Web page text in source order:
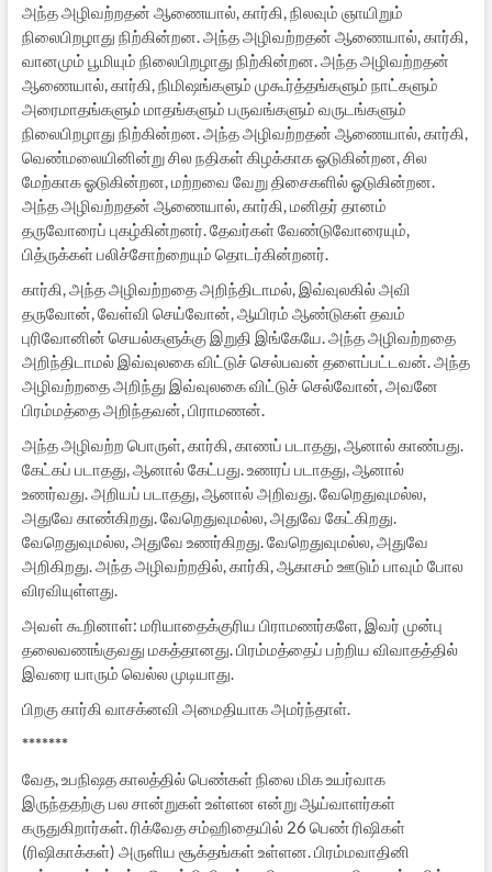
அந்த அழிவற்றதன் ஆணையால், கார்கி, நிலவும் ஞாயிறும்
நிலைபிறழாது நிற்கின்றன. அந்த அழிவற்றதன் ஆணையால், கார்கி,
வானமும் பூமியும் நிலைபிறழாது நிற்கின்றன. அந்த அழிவற்றதன்
ஆணையால், கார்கி, நிமிஷங்களும் முகூர்த்தங்களும் நாட்களும்
அரைமாதங்களும் மாதங்களும் பருவங்களும் வருடங்களும்
நிலைபிறழாது நிற்கின்றன. அந்த அழிவற்றதன் ஆணையால், கார்கி,
வெண்மலையினின்று சில நதிகள் கிழக்காக ஓடுகின்றன, சில
மேற்காக ஓடுகின்றன, மற்றவை வேறு திசைகளில் ஓடுகின்றன.
அந்த அழிவற்றதன் ஆணையால், கார்கி, மனிதர் தானம்
தருவோரைப் புகழ்கின்றனர். தேவர்கள் வேண்டுவோரையும்,
பித்ருக்கள் பலிச்சோற்றையும் தொடர்கின்றனர்.
கார்கி, அந்த அழிவற்றதை அறிந்திடாமல், இவ்வுலகில் அவி
தருவோன், வேள்வி செய்வோன், ஆயிரம் ஆண்டுகள் தவம்
புரிவோனின் செயல்களுக்கு இறுதி இங்கேயே. அந்த அழிவற்றதை
அறிந்திடாமல் இவ்வுலகை விட்டுச் செல்பவன் தளைப்பட்டவன். அந்த
அழிவற்றதை அறிந்து இவ்வுலகை விட்டுச் செல்வோன், அவனே
பிரம்மத்தை அறிந்தவன், பிராமணன்.
அந்த அழிவற்ற பொருள், கார்கி, காணப் படாதது, ஆனால் காண்பது.
கேட்கப் படாதது, ஆனால் கேட்பது. உணரப் படாதது, ஆனால்
உணர்வது. அறியப் படாதது, ஆனால் அறிவது. வேறெதுவுமல்ல,
அதுவே காண்கிறது. வேறெதுவுமல்ல, அதுவே கேட்கிறது.
வேறெதுவுமல்ல, அதுவே உணர்கிறது. வேறெதுவுமல்ல, அதுவே
அறிகிறது. அந்த அழிவற்றதில், கார்கி, ஆகாசம் ஊடும் பாவும் போல
விரவியுள்ளது.
அவள் கூறினாள்: மரியாதைக்குரிய பிராமணர்களே, இவர் முன்பு
தலைவணங்குவது மகத்தானது. பிரம்மத்தைப் பற்றிய விவாதத்தில்
இவரை யாரும் வெல்ல முடியாது.
பிறகு கார்கி வாசக்னவி அமைதியாக அமர்ந்தாள்.
*******
வேத, உபநிஷத காலத்தில் பெண்கள் நிலை மிக உயர்வாக
இருந்ததற்கு பல சான்றுகள் உள்ளன என்று ஆய்வாளர்கள்
கருதுகிறார்கள். ரிக்வேத சம்ஹிதையில் 26 பெண் ரிஷிகள்
(ரிஷிகாக்கள்) அருளிய சூக்தங்கள் உள்ளன. பிரம்மவாதினி